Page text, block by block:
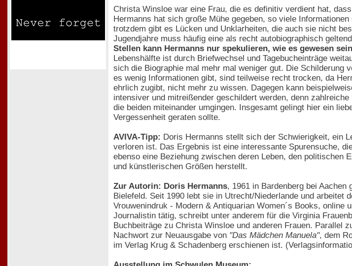
Christa Winsloe war eine Frau, die es definitiv verdient hat,
Hermanns hat sich große Mühe gegeben, so viele
trotzdem gibt es Lücken und Unklarheiten, die auch sie nicht
Jugendjahre muss häufig eine als recht autobiographisch
Stellen kann Hermanns nur spekulieren, wie es gewesen
Lebenshälfte ist durch Briefwechsel und Tagebucheinträge
sich die Biographie mal mehr mal weniger gut. Die Schilderung
es wenig Informationen gibt, sind teilweise recht trocken, da
ehrlich zugibt, nicht mehr zu wissen. Dagegen kann
intensiver und mitreißender geschildert werden, denn
die beiden miteinander umgingen. Insgesamt gelingt hier ein
Vergessenheit geraten sollte.
AVIVA-Tipp: Doris Hermanns stellt sich der Schwierigkeit, ein
verloren ist. Das Ergebnis ist eine interessante Spurensuche,
ebenso eine Beziehung zwischen deren Leben, den politischen
und künstlerischen Größen herstellt.
Zur Autorin: Doris Hermanns, 1961 in Bardenberg bei Aachen
Bielefeld. Seit 1990 lebt sie in Utrecht/Niederlande und arbeitet
Vrouwenindruk - Modern & Antiquarian Women´s Books, online
Journalistin tätig, schreibt unter anderem für die Virginia
Buchbeiträge zu Christa Winsloe und anderen Frauen. Parallel
Nachwort zur Neuausgabe von "Das Mädchen Manuela", dem
im Verlag Krug & Schadenberg erschienen ist.